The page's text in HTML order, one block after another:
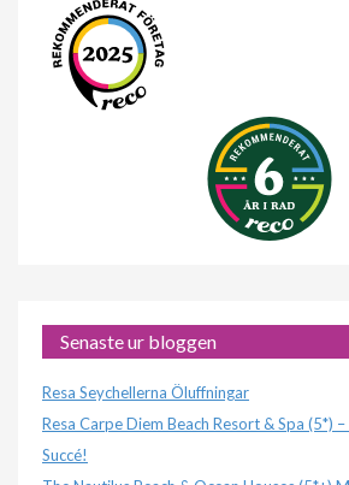
Senaste ur bloggen
Resa Seychellerna Öluffningar
Resa Carpe Diem Beach Resort & Spa (5*)
Succé!